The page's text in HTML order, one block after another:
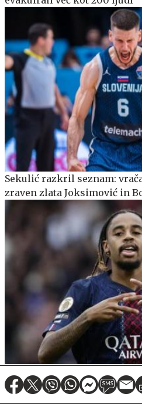
Sekulić razkril seznam:
zraven zlata Joksimović in
40 tisoč fanatičnih navijačev